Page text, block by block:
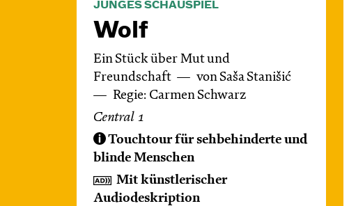
JUNGES SCHAUSPIEL
Wolf
Ein Stück über Mut und
Freundschaft
von Saša Stanišić
Regie: Carmen Schwarz
Central 1
Touchtour für sehbehinderte und
blinde Menschen
Mit künstlerischer
Audiodeskription